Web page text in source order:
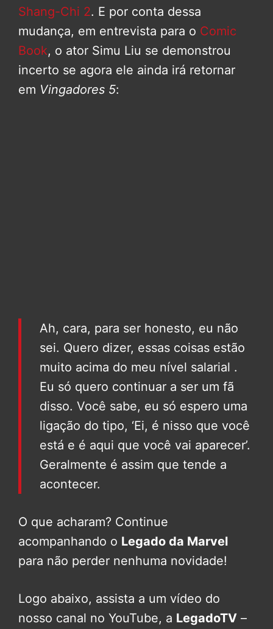
Shang-Chi 2. E por conta dessa
mudança, em entrevista para o Comic
Book, o ator Simu Liu se demonstrou
incerto se agora ele ainda irá retornar
em Vingadores 5:
Ah, cara, para ser honesto, eu não
sei. Quero dizer, essas coisas estão
muito acima do meu nível salarial .
Eu só quero continuar a ser um fã
disso. Você sabe, eu só espero uma
ligação do tipo, ‘Ei, é nisso que você
está e é aqui que você vai aparecer’.
Geralmente é assim que tende a
acontecer.
O que acharam? Continue
acompanhando o Legado da Marvel
para não perder nenhuma novidade!
Logo abaixo, assista a um vídeo do
nosso canal no YouTube, a LegadoTV –